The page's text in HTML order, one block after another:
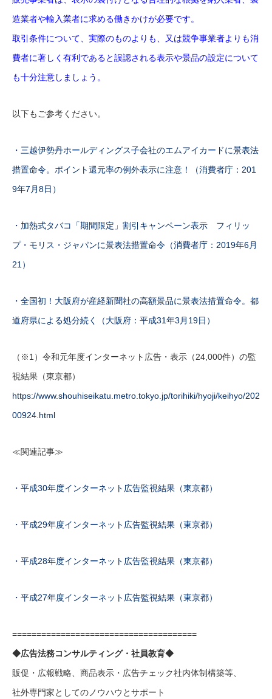
造業者や輸入業者に求める働きかけが必要です。
取引条件について、実際のものよりも、又は競争事業者よりも消
費者に著しく有利であると誤認される表示や景品の設定について
も十分注意しましょう。
以下もご参考ください。
・三越伊勢丹ホールディングス子会社のエムアイカードに景表法
措置命令。ポイント還元率の例外表示に注意！（消費者庁：201
9年7月8日）
・加熱式タバコ「期間限定」割引キャンペーン表示 フィリッ
プ・モリス・ジャパンに景表法措置命令（消費者庁：2019年6月
21）
・全国初！大阪府が産経新聞社の高額景品に景表法措置命令。都
道府県による処分続く（大阪府：平成31年3月19日）
（※1）令和元年度インターネット広告・表示（24,000件）の監
視結果（東京都）
https://www.shouhiseikatu.metro.tokyo.jp/torihiki/hyoji/keihyo/202
00924.html
≪関連記事≫
・平成30年度インターネット広告監視結果（東京都）
・平成29年度インターネット広告監視結果（東京都）
・平成28年度インターネット広告監視結果（東京都）
・平成27年度インターネット広告監視結果（東京都）
======================================
◆広告法務コンサルティング・社員教育◆
販促・広報戦略、商品表示・広告チェック社内体制構築等、
社外専門家としてのノウハウとサポート